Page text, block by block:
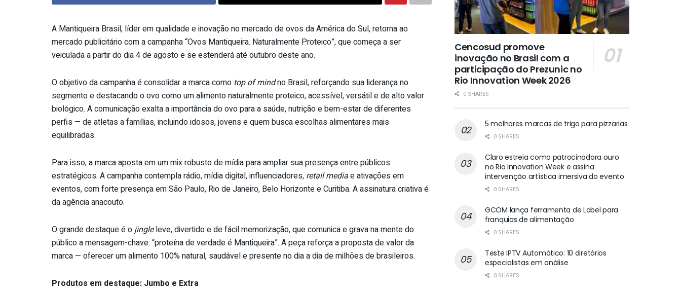
A Mantiqueira Brasil, líder em qualidade e inovação no mercado de ovos da América do Sul, retorna ao
mercado publicitário com a campanha “Ovos Mantiqueira. Naturalmente Proteico”, que começa a ser
veiculada a partir do dia 4 de agosto e se estenderá até outubro deste ano.
O objetivo da campanha é consolidar a marca como top of mindno Brasil, reforçando sua liderança no
segmento e destacando o ovo como um alimento naturalmente proteico, acessível, versátil e de alto valor
biológico. A comunicação exalta a importância do ovo para a saúde, nutrição e bem-estar de diferentes
perfis — de atletas a famílias, incluindo idosos, jovens e quem busca escolhas alimentares mais
equilibradas.
Para isso, a marca aposta em um mix robusto de mídia para ampliar sua presença entre públicos
estratégicos. A campanha contempla rádio, mídia digital, influenciadores, retail mediae ativações em
eventos, com forte presença em São Paulo, Rio de Janeiro, Belo Horizonte e Curitiba. A assinatura criativa é
da agência anacouto.
O grande destaque é o jingleleve, divertido e de fácil memorização, que comunica e grava na mente do
público a mensagem-chave: “proteína de verdade é Mantiqueira”. A peça reforça a proposta de valor da
marca — oferecer um alimento 100% natural, saudável e presente no dia a dia de milhões de brasileiros.
Produtos em destaque: Jumbo e Extra
Cencosud promove
inovação no Brasil com a
participação do Prezunic no
Rio Innovation Week 2026
0 SHARES
5 melhores marcas de trigo para pizzarias
0 SHARES
Claro estreia como patrocinadora ouro
no Rio Innovation Week e assina
intervenção artística imersiva do evento
0 SHARES
GCOM lança ferramenta de Label para
franquias de alimentação
0 SHARES
Teste IPTV Automático: 10 diretórios
especialistas em análise
0 SHARES